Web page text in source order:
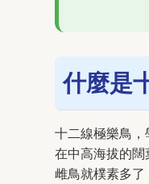
什麼是
十二線極樂鳥，
在中高海拔的闊
雌鳥就樸素多了